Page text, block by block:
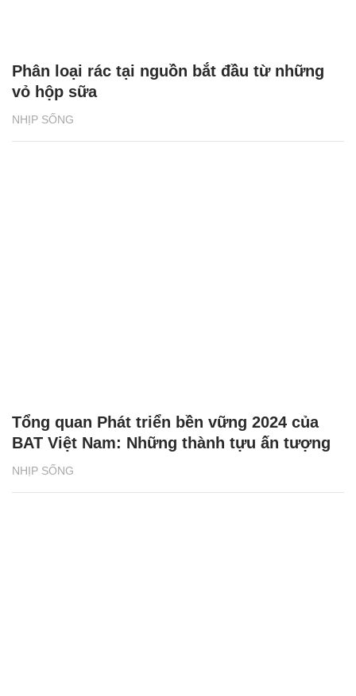
NHỊP SỐNG
Phân loại rác tại nguồn bắt đầu từ những
vỏ hộp sữa
NHỊP SỐNG
Tổng quan Phát triển bền vững 2024 của
BAT Việt Nam: Những thành tựu ấn tượng